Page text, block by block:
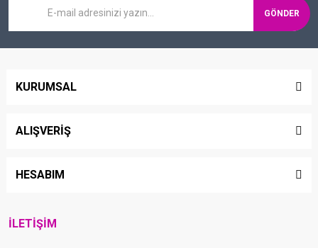
GÖNDER
KURUMSAL
ALIŞVERİŞ
HESABIM
İLETİŞİM